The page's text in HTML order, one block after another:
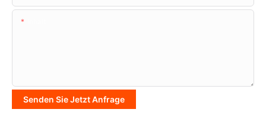
Senden Sie Jetzt Anfrage